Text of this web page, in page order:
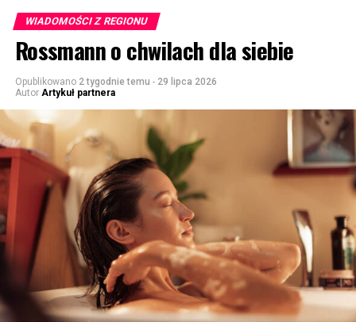
WIADOMOŚCI Z REGIONU
Rossmann o chwilach dla siebie
Opublikowano 2 tygodnie temu - 29 lipca 2026
Autor Artykuł partnera